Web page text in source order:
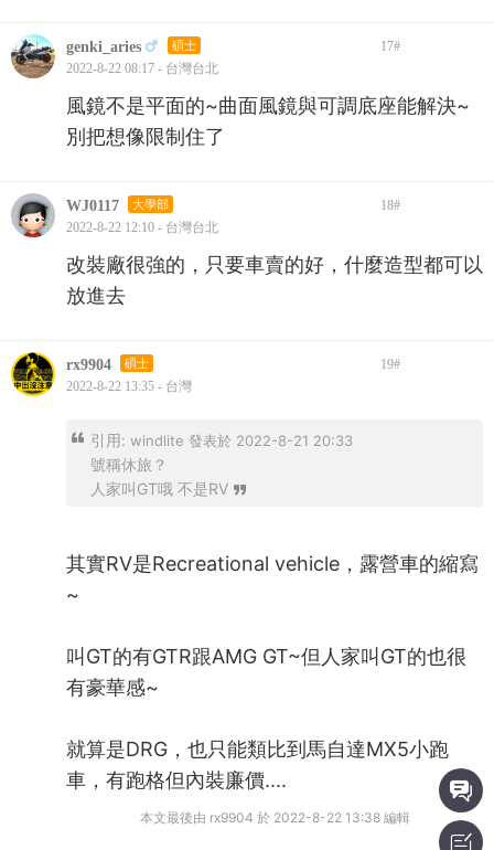
genki_aries 碩士 17#
2022-8-22 08:17 - 台灣台北
風鏡不是平面的~曲面風鏡與可調底座能解決~
別把想像限制住了
WJ0117 大學部 18#
2022-8-22 12:10 - 台灣台北
改裝廠很強的，只要車賣的好，什麼造型都可以
放進去
rx9904 碩士 19#
2022-8-22 13:35 - 台灣
引用: windlite 發表於 2022-8-21 20:33
號稱休旅？
人家叫GT哦 不是RV
其實RV是Recreational vehicle，露營車的縮寫
~
叫GT的有GTR跟AMG GT~但人家叫GT的也很
有豪華感~
就算是DRG，也只能類比到馬自達MX5小跑
車，有跑格但內裝廉價....
本文最後由 rx9904 於 2022-8-22 13:38 編輯